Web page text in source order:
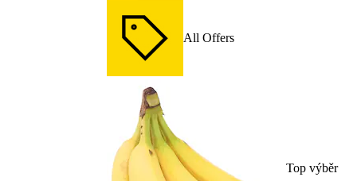
All Offers
Top výběr